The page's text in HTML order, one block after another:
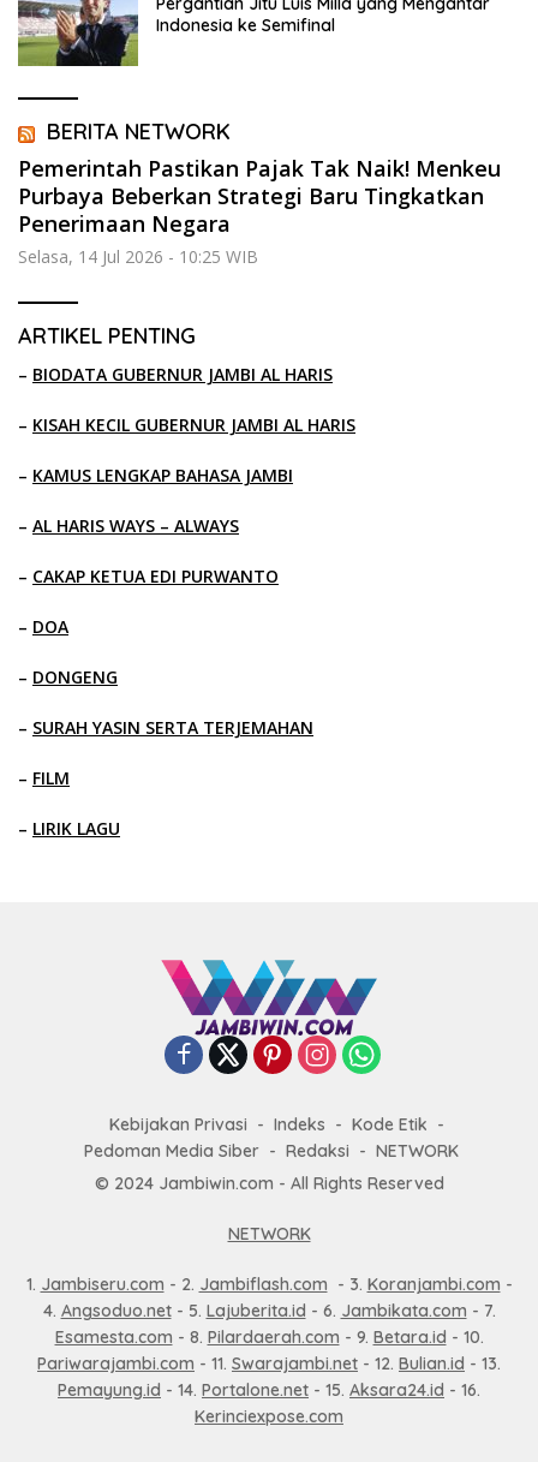
Indonesia ke Semifinal
BERITA NETWORK
Pemerintah Pastikan Pajak Tak Naik! Menkeu
Purbaya Beberkan Strategi Baru Tingkatkan
Penerimaan Negara
Selasa, 14 Jul 2026 - 10:25 WIB
ARTIKEL PENTING
– BIODATA GUBERNUR JAMBI AL HARIS
– KISAH KECIL GUBERNUR JAMBI AL HARIS
– KAMUS LENGKAP BAHASA JAMBI
– AL HARIS WAYS – ALWAYS
– CAKAP KETUA EDI PURWANTO
– DOA
– DONGENG
– SURAH YASIN SERTA TERJEMAHAN
– FILM
– LIRIK LAGU
Kebijakan Privasi Indeks
Kode Etik
Pedoman Media Siber
Redaksi
NETWORK
© 2024 Jambiwin.com - All Rights Reserved
NETWORK
1. Jambiseru.com - 2. Jambiflash.com - 3. Koranjambi.com -
4. Angsoduo.net- 5. Lajuberita.id - 6. Jambikata.com - 7.
Esamesta.com - 8. Pilardaerah.com - 9. Betara.id - 10.
Pariwarajambi.com - 11. Swarajambi.net - 12. Bulian.id - 13.
Pemayung.id - 14. Portalone.net - 15. Aksara24.id - 16.
Kerinciexpose.com